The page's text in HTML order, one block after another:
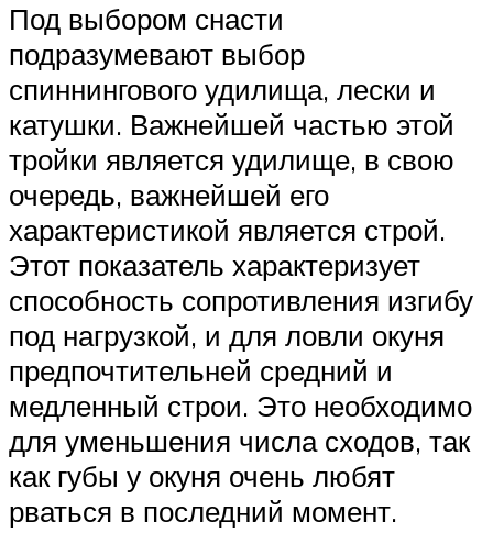
Под выбором снасти
подразумевают выбор
спиннингового удилища, лески и
катушки. Важнейшей частью этой
тройки является удилище, в свою
очередь, важнейшей его
характеристикой является строй.
Этот показатель характеризует
способность сопротивления изгибу
под нагрузкой, и для ловли окуня
предпочтительней средний и
медленный строи. Это необходимо
для уменьшения числа сходов, так
как губы у окуня очень любят
рваться в последний момент.